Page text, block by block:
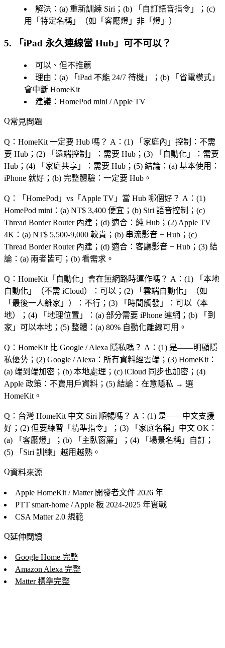
解決：(a) 重新訓練 Siri；(b) 「 自訂語音指令 」；(c)
用「 特定名稱 」（如「客廳燈」非「燈」）
5. 「iPad 永久連線當 Hub 」可不可以？
可以、但不推薦
理由：(a) 「 iPad 不能 24/7 待機 」；(b) 「 省電模式 」
會中斷 HomeKit
建議：HomePod mini / Apple TV
常見問題
Q：HomeKit 一定要 Hub 嗎？ A：(1) 「 家庭內 」控制：不需
要 Hub；(2) 「 遠端控制 」：需要 Hub；(3) 「 自動化 」：需要
Hub；(4) 「 家庭共享 」：需要 Hub；(5) 結論：(a) 基本使用：
iPhone 就好；(b) 完整體驗：一定要 Hub。
Q：「 HomePod 」vs「 Apple TV 」當 Hub 哪個好？ A：(1)
HomePod mini：(a) NT$ 3,400 便宜；(b) Siri 語音控制；(c)
Thread Border Router 內建；(d) 適合：純 Hub；(2) Apple TV
4K：(a) NT$ 5,500-9,000 較貴；(b) 串流影音 + Hub；(c)
Thread Border Router 內建；(d) 適合：客廳影音 + Hub；(3) 結
論：(a) 兩者皆可；(b) 看需求。
Q：HomeKit「 自動化 」會在無網路時運作嗎？ A：(1) 「 本地
自動化 」（不需 iCloud）：可以；(2) 「 雲端自動化 」（如
「 最後一人離家 」）：不行；(3) 「 時間觸發 」：可以（本
地）；(4) 「 地理位置 」：(a) 部分需要 iPhone 連網；(b) 「 到
家 」可以本地；(5) 整體：(a) 80% 自動化離線可用。
Q：HomeKit 比 Google / Alexa 隱私嗎？ A：(1) 是——明顯隱
私優勢；(2) Google / Alexa：所有資料經雲端；(3) HomeKit：
(a) 端到端加密；(b) 本地處理；(c) iCloud 同步也加密；(4)
Apple 政策：不賣用戶資料；(5) 結論：在意隱私 → 選
HomeKit。
Q：台灣 HomeKit 中文 Siri 順暢嗎？ A：(1) 是——中文支援
好；(2) 但要練習「 精準指令 」；(3) 「 家庭名稱 」中文 OK：
(a) 「客廳燈」；(b) 「主臥窗簾」；(4) 「 場景名稱 」自訂；
(5) 「 Siri 訓練 」越用越熟。
資料來源
Apple HomeKit / Matter 開發者文件 2026 年
PTT smart-home / Apple 板 2024-2025 年實戰
CSA Matter 2.0 規範
延伸閱讀
Google Home 完整
Amazon Alexa 完整
Matter 標準完整